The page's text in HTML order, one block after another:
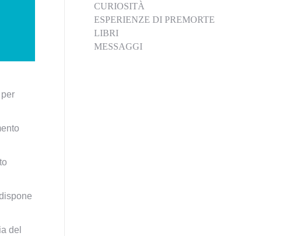
del
CURIOSITÀ
ESPERIENZE DI PREMORTE
LIBRI
MESSAGGI